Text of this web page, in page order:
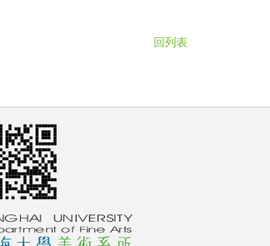
回列表